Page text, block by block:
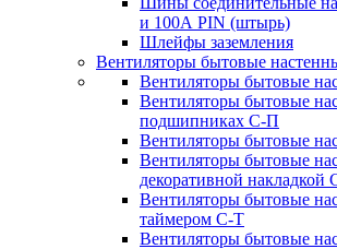
и 100А PIN (штырь)
Шлейфы заземления
Вентиляторы бытовые
Вентиляторы бытовые
Вентиляторы бытовые
подшипниках С-П
Вентиляторы бытовые
Вентиляторы бытовые
декоративной накладкой
Вентиляторы бытовые
таймером С-Т
Вентиляторы бытовые